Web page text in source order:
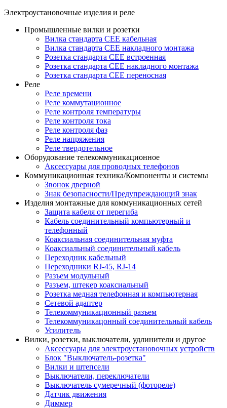
Электроустановочные изделия и реле
Промышленные вилки и розетки
Вилка стандарта CEE кабельная
Вилка стандарта CEE накладного монтажа
Розетка стандарта CEE встроенная
Розетка стандарта СЕЕ накладного монтажа
Розетка стандарта СЕЕ переносная
Реле
Реле времени
Реле коммутационное
Реле контроля температуры
Реле контроля тока
Реле контроля фаз
Реле напряжения
Реле твердотельное
Оборудование телекоммуникационное
Аксессуары для проводных телефонов
Коммуникационная техника/Компоненты и системы
Звонок дверной
Знак безопасности/Предупреждающий знак
Изделия монтажные для коммуникационных сетей
Защита кабеля от перегиба
Кабель соединительный компьютерный и
телефонный
Коаксиальная соединительная муфта
Коаксиальный соединительный кабель
Переходник кабельный
Переходники RJ-45, RJ-14
Разъем модульный
Разъем, штекер коаксиальный
Розетка медная телефонная и компьютерная
Сетевой адаптер
Телекоммуникационный разъем
Телекоммуникацонный соединительный кабель
Усилитель
Вилки, розетки, выключатели, удлинители и другое
Аксессуары для электроустановочных устройств
Блок "Выключатель-розетка"
Вилки и штепсели
Выключатели, переключатели
Выключатель сумеречный (фотореле)
Датчик движения
Диммер